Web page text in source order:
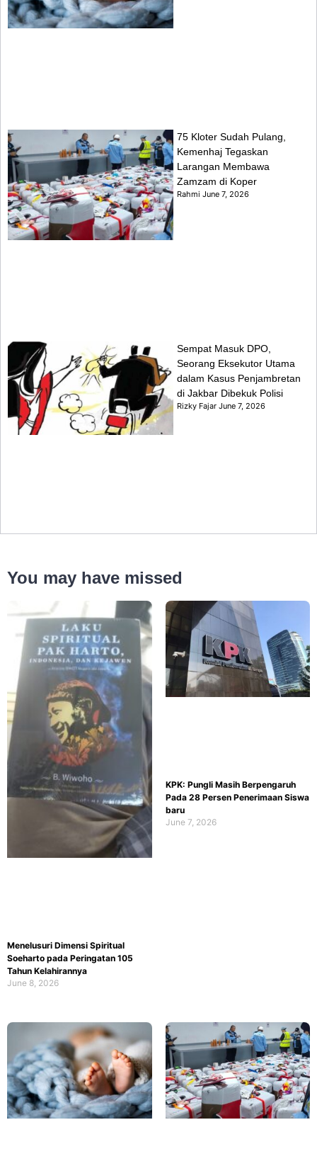
75 Kloter Sudah Pulang,
Kemenhaj Tegaskan
Larangan Membawa
Zamzam di Koper
RahmiJune 7, 2026
Sempat Masuk DPO,
Seorang Eksekutor Utama
dalam Kasus Penjambretan
di Jakbar Dibekuk Polisi
Rizky FajarJune 7, 2026
You may have missed
Menelusuri Dimensi Spiritual
Soeharto pada Peringatan 105
Tahun Kelahirannya
June 8, 2026
KPK: Pungli Masih Berpengaruh
Pada 28 Persen Penerimaan Siswa
baru
June 7, 2026